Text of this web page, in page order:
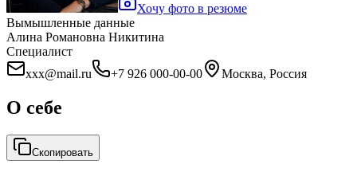
Хочу фото в резюме
Вымышленные данные
Алина Романовна Никитина
Специалист
xxx@mail.ru
+7 926 000-00-00 Москва, Россия
О себе
Скопировать